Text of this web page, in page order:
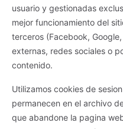
usuario y gestionadas
mejor funcionamiento del
terceros (Facebook,
externas, redes sociales o
contenido.
Utilizamos cookies de
permanecen en el archivo
que abandone la pagina